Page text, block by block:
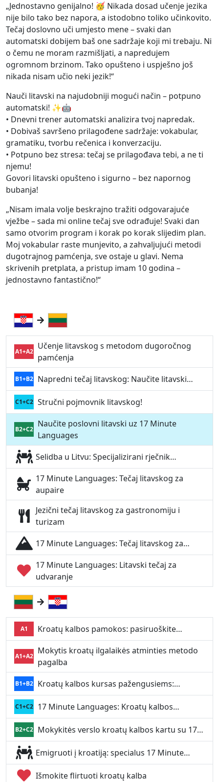
„Jednostavno genijalno! 🥳 Nikada dosad učenje jezika
nije bilo tako bez napora, a istodobno toliko učinkovito.
Tečaj doslovno uči umjesto mene – svaki dan
automatski dobijem baš one sadržaje koji mi trebaju. Ni
o čemu ne moram razmišljati, a napredujem
ogromnom brzinom. Tako opušteno i uspješno još
nikada nisam učio neki jezik!“
Nauči litavski na najudobniji mogući način – potpuno
automatski! ✨🤖
• Dnevni trener automatski analizira tvoj napredak.
• Dobivaš savršeno prilagođene sadržaje: vokabular,
gramatiku, tvorbu rečenica i konverzaciju.
• Potpuno bez stresa: tečaj se prilagođava tebi, a ne ti
njemu!
Govori litavski opušteno i sigurno – bez napornog
bubanja!
„Nisam imala volje beskrajno tražiti odgovarajuće
vježbe – sada mi online tečaj sve odrađuje! Svaki dan
samo otvorim program i korak po korak slijedim plan.
Moj vokabular raste munjevito, a zahvaljujući metodi
dugotrajnog pamćenja, sve ostaje u glavi. Nema
skrivenih pretplata, a pristup imam 10 godina –
jednostavno fantastično!“
A1+A2
Učenje litavskog s metodom dugoročnog
pamćenja
B1+B2 Napredni tečaj litavskog: Naučite litavski…
C1+C2 Stručni pojmovnik litavskog!
B2+C2
Naučite poslovni litavski uz 17 Minute
Languages
Selidba u Litvu: Specijalizirani rječnik…
17 Minute Languages: Tečaj litavskog za
aupaire
Jezični tečaj litavskog za gastronomiju i
turizam
17 Minute Languages: Tečaj litavskog za…
17 Minute Languages: Litavski tečaj za
udvaranje
A1 Kroatų kalbos pamokos: pasiruoškite…
A1+A2
Mokytis kroatų ilgalaikės atminties metodo
pagalba
B1+B2 Kroatų kalbos kursas pažengusiems:…
C1+C2 17 Minute Languages: Kroatų kalbos…
B2+C2 Mokykitės verslo kroatų kalbos kartu su 17…
Emigruoti į kroatiją: specialus 17 Minute…
Išmokite flirtuoti kroatų kalba